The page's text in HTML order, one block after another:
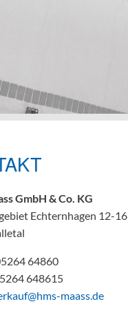
GmbH & Co. KG
Echternhagen 12-16
64860
648615
maass.de